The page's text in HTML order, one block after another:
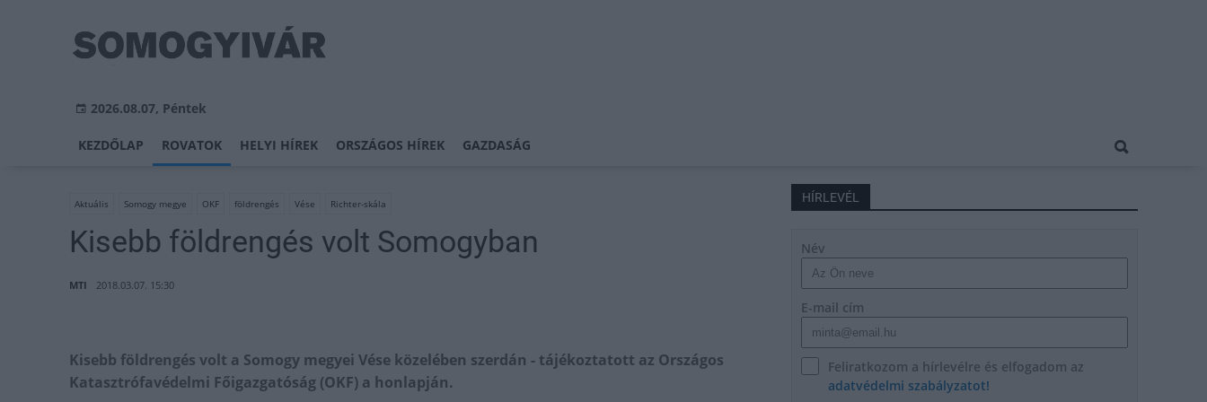
2026.08.07, Péntek
KEZDŐLAP ROVATOK HELYI HÍREK ORSZÁGOS HÍREK GAZDASÁG
Aktuális Somogy megye OKF földrengés Vése Richter-skála
Kisebb földrengés volt Somogyban
MTI 2018.03.07. 15:30
Kisebb földrengés volt a Somogy megyei Vése közelében szerdán - tájékoztatott az Országos
Katasztrófavédelmi Főigazgatóság (OKF) a honlapján.
HÍRLEVÉL
Név
E-mail cím
Feliratkozom a hírlevélre és elfogadom az
adatvédelmi szabályzatot!